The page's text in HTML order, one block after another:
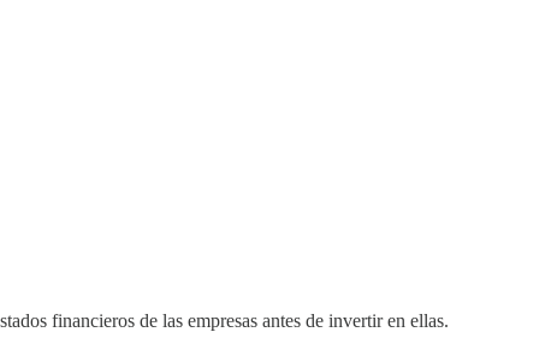
financieros de las empresas antes de invertir en ellas.